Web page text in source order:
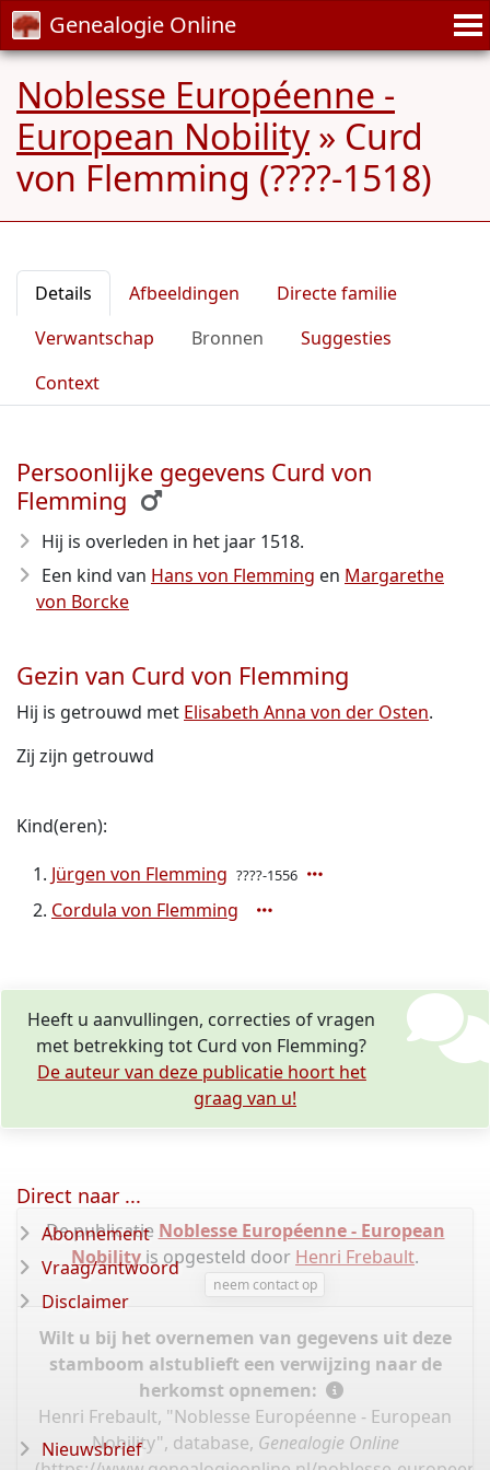
Genealogie Online
Noblesse Européenne -
European Nobility» Curd
von Flemming (????-1518)
Details Afbeeldingen
Directe familie
Verwantschap
Bronnen
Suggesties
Context
Persoonlijke gegevens Curd von
Flemming
Hij is overleden in het jaar 1518.
Een kind van Hans von Flemming en Margarethe
von Borcke
Gezin van Curd von Flemming
Hij is getrouwd met Elisabeth Anna von der Osten.
Zij zijn getrouwd
Kind(eren):
Jürgen von Flemming ????-1556
Cordula von Flemming
Heeft u aanvullingen, correcties of vragen
met betrekking tot Curd von Flemming?
De auteur van deze publicatie hoort het
graag van u!
De publicatie Noblesse Européenne - European
Nobility is opgesteld door Henri Frebault.
neem contact op
Wilt u bij het overnemen van gegevens uit deze
stamboom alstublieft een verwijzing naar de
herkomst opnemen:
Henri Frebault, "Noblesse Européenne - European
Nobility", database, Genealogie Online
Direct naar ...
Abonnement
Vraag/antwoord
Disclaimer
Nieuwsbrief